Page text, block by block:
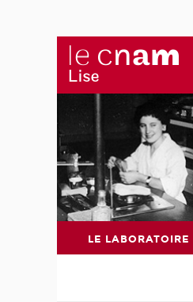
LE LABORATOIRE